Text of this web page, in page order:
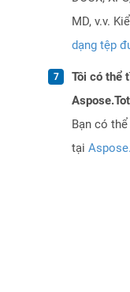
MD, v.v.
dạng tệp
Tôi có thể
Bạn có
tại